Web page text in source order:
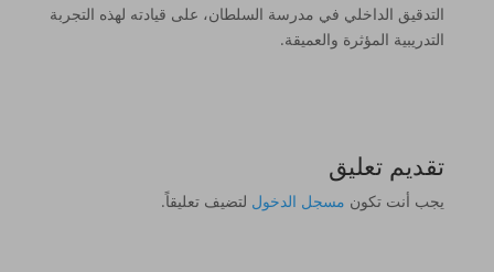
التدقيق الداخلي في مدرسة السلطان، على قيادته لهذه التجربة
التدريبية المؤثرة والعميقة.
تقديم تعليق
يجب أنت تكون مسجل الدخول لتضيف تعليقاً.